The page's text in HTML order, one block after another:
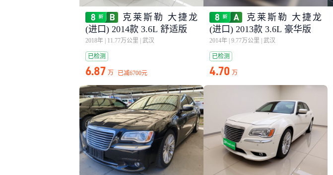
克莱斯勒 大捷龙
(进口) 2014款 3.6L 舒适版
2018年 11.77万公里 武汉
已检测
6.87 万 已减6700元
克莱斯勒 大捷龙
(进口) 2013款 3.6L 豪华版
2014年 9.77万公里 武汉
已检测
4.70 万